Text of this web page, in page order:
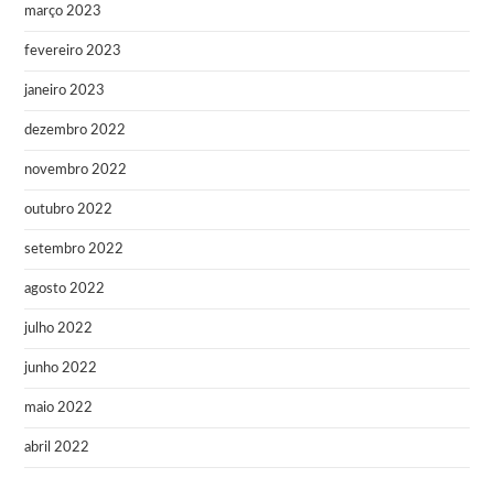
março 2023
fevereiro 2023
janeiro 2023
dezembro 2022
novembro 2022
outubro 2022
setembro 2022
agosto 2022
julho 2022
junho 2022
maio 2022
abril 2022